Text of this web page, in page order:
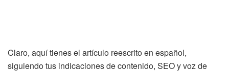
Claro, aquí tienes el artículo reescrito en español,
siguiendo tus indicaciones de contenido, SEO y voz de